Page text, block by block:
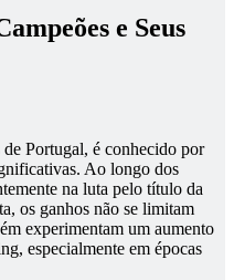
e Seus
Portugal, é conhecido por
Ao longo dos
na luta pelo título da
os ganhos não se limitam
experimentam um aumento
especialmente em épocas